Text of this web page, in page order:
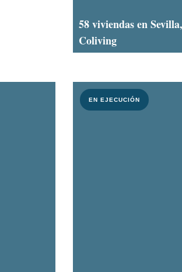
58 viviendas en
Coliving
EN EJECUCIÓN